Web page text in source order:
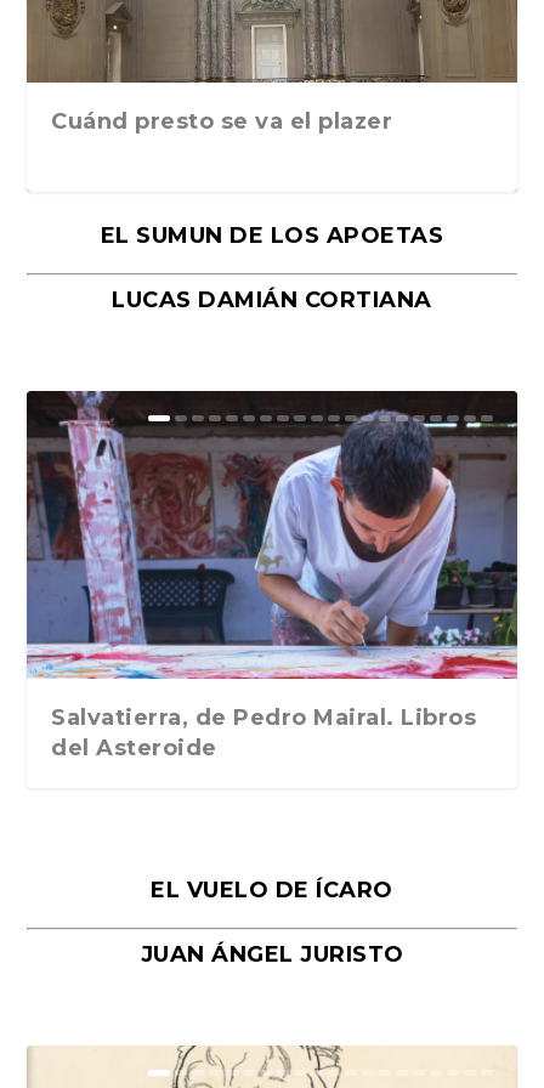
Cuánd presto se va el plazer
Moral, de Lyra Ekström Lindbäck.
Traducción de Car...
Revolución, de Hugo Gonçalves.
Libros del Asteroid...
«La música ha sido el gran amor de
mi vida». Esthe...
«El barman del Ritz», de Philippe
Collin. Traducci...
Mañanas de editorial, noches de
Bocaccio
EL SUMUN DE LOS APOETAS
LUCAS DAMIÁN CORTIANA
Salvatierra, de Pedro Mairal. Libros
del Asteroide
EL VUELO DE ÍCARO
JUAN ÁNGEL JURISTO